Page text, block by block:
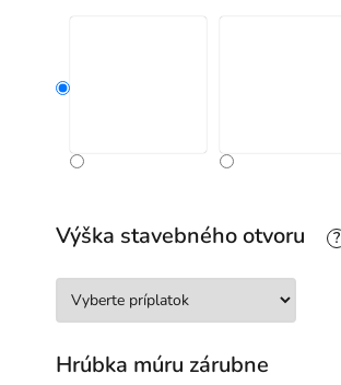
Výška stavebného otvoru ?
Hrúbka múru zárubne